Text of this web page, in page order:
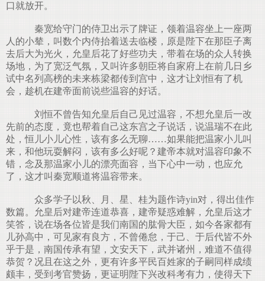
口就放开。
秦宽给守门的侍卫出示了牌证，领着温容坐上一座两
人的小辇，叫数个内侍抬着送去临楼，原是陛下在那臣子离
去后大为光火，允皇后花了好些功夫，带着在场的众人转换
场地，为了宽泛气氛，又叫许多朝臣将自家府上在前几日乡
试中名列高榜的未来栋梁都传到宫中，这才让刘恒有了机
会，趁机在建帝面前说些温容的好话。
刘恒不曾告知允皇后自己见过温容，不想允皇后一改
先前的态度，竟也帮着自己这东宫之子说话，说温瑞不在此
处，恒儿小儿心性，该有多么无聊……如果能把温家小儿叫
来，和他玩耍解闷，该有多么好呢？建帝本就对温容印象不
错，念及那温家小儿的漂亮面容，当下心中一动，也应允
了，这才叫秦宽顺道将温容带来。
众多学子以秋、月、星、桂为题作诗yin对，得出佳作
数篇。允皇后对建帝连道恭喜，建帝疑惑难解，允皇后这才
笑答，说在场各位皆是我们南国的肱骨大臣，如今各家都有
儿孙高中，可见家有良方，不曾倦怠，于己、于后代皆不外
乎于是，南国传承有望，文安天下，武并诸州，难道不值得
恭贺？况且在这之外，更有许多平民百姓家的子嗣同样成绩
颇丰，受到考官赞扬，更证明陛下兴改科考有力，使得天下